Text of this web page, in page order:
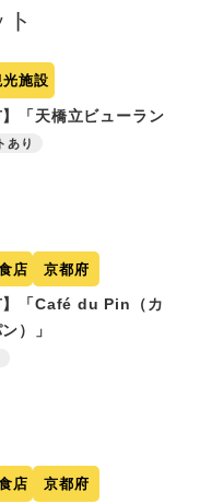
光施設
】「天橋立ビューラン
あり
店 京都府
】「Café du Pin（カ
）」
店 京都府